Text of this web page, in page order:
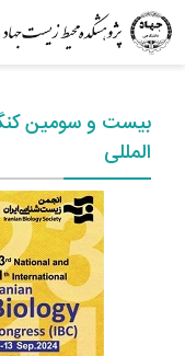
بیست و سومین
المللی